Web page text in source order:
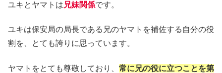
ユキとヤマトは 兄妹関係です。
ユキは保安局の局長である兄のヤマトを補佐する自分の役
割を、とても誇りに思っています。
ヤマトをとても尊敬しており、 常に兄の役に立つことを第